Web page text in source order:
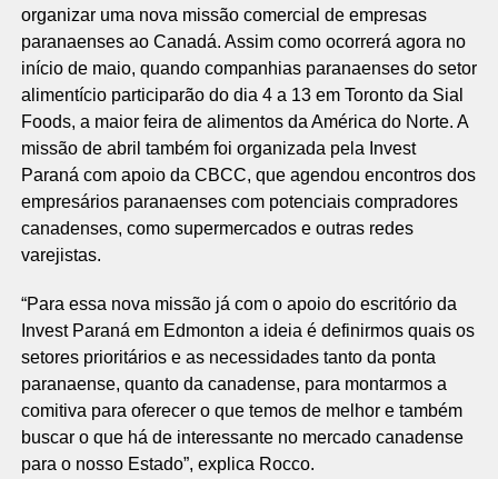
organizar uma nova missão comercial de empresas
paranaenses ao Canadá. Assim como ocorrerá agora no
início de maio, quando companhias paranaenses do setor
alimentício participarão do dia 4 a 13 em Toronto da Sial
Foods, a maior feira de alimentos da América do Norte. A
missão de abril também foi organizada pela Invest
Paraná com apoio da CBCC, que agendou encontros dos
empresários paranaenses com potenciais compradores
canadenses, como supermercados e outras redes
varejistas.
“Para essa nova missão já com o apoio do escritório da
Invest Paraná em Edmonton a ideia é definirmos quais os
setores prioritários e as necessidades tanto da ponta
paranaense, quanto da canadense, para montarmos a
comitiva para oferecer o que temos de melhor e também
buscar o que há de interessante no mercado canadense
para o nosso Estado”, explica Rocco.